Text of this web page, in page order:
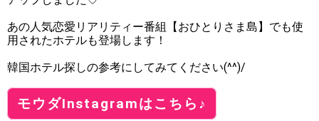
あの人気恋愛リアリティー番組【おひとりさま島】でも使
用されたホテルも登場します！
韓国ホテル探しの参考にしてみてください(^^)/
モウダInstagramはこちら♪